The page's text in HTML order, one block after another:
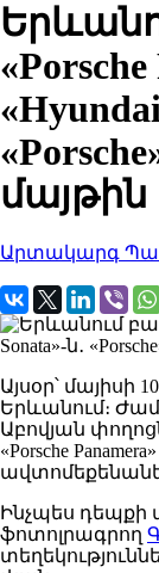
մայթին
Արտակարգ
Այսօր՝ մայիսի
Երևանում։
Աբովյան
«Porsche
Ինչպես դեպքի
ֆոտոլրագրող